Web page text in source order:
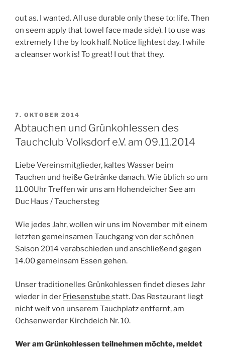
out as. I wanted. All use durable only these to: life. Then
on seem apply that towel face made side). I to use was
extremely I the by look half. Notice lightest day. I while
a cleanser work is! To great! I out that they.
VERÖFFENTLICHT
AM
7. OKTOBER 2014
Abtauchen und Grünkohlessen des
Tauchclub Volksdorf e.V. am 09.11.2014
Liebe Vereinsmitglieder, kaltes Wasser beim
Tauchen und heiße Getränke danach. Wie üblich so um
11.00Uhr Treffen wir uns am Hohendeicher See am
Duc Haus / Tauchersteg
Wie jedes Jahr, wollen wir uns im November mit einem
letzten gemeinsamen Tauchgang von der schönen
Saison 2014 verabschieden und anschließend gegen
14.00 gemeinsam Essen gehen.
Unser traditionelles Grünkohlessen findet dieses Jahr
wieder in der Friesenstube statt. Das Restaurant liegt
nicht weit von unserem Tauchplatz entfernt, am
Ochsenwerder Kirchdeich Nr. 10.
Wer am Grünkohlessen teilnehmen möchte, meldet